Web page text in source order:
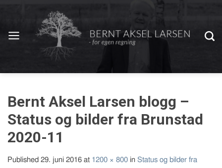
Bernt Aksel Larsen blogg –
Status og bilder fra Brunstad
2020-11
Published 29. juni 2016 at 1200 × 800 in Status og bilder fra